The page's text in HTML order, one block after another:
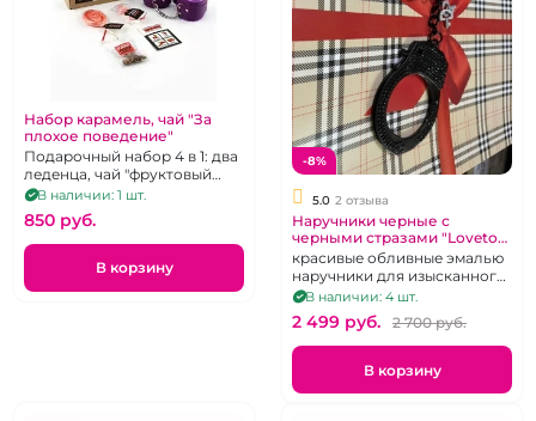
Набор карамель, чай "За
плохое поведение"
Подарочный набор 4 в 1: два
леденца, чай "фруктовый
микс", наручники
фиолетового цвета.
В наличии: 1 шт.
850 pуб.
В корзину
-8%
5.0 2 отзыва
Наручники черные с
черными стразами "Lovetoy"
металлические
красивые обливные эмалью
наручники для изысканного
Сабспейса
В наличии: 4 шт.
2 499 pуб. 2 700 pуб.
В корзину